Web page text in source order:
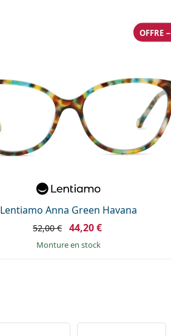
Lentiamo Anna Green Havana
OFFRE
52,00 € 44,20 €
Monture en stock